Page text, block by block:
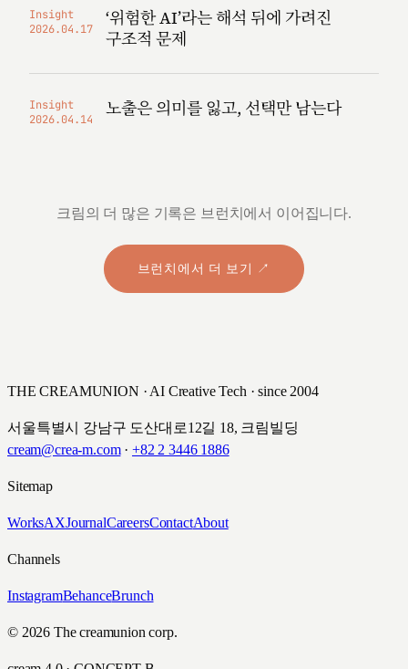
Insight
2026.04.17
‘위험한 AI’라는 해석 뒤에 가려진
구조적 문제
Insight
2026.04.14
노출은 의미를 잃고, 선택만 남는다
크림의 더 많은 기록은 브런치에서 이어집니다.
브런치에서 더 보기 ↗
THE CREAMUNION · AI Creative Tech · since 2004
서울특별시 강남구 도산대로12길 18, 크림빌딩
cream@crea-m.com· +82 2 3446 1886
Sitemap
WorksAXJournalCareersContactAbout
Channels
InstagramBehanceBrunch
© 2026 The creamunion corp.